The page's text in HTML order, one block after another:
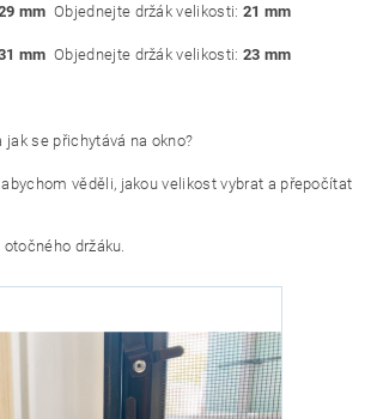
mm Objednejte držák velikosti: 21 mm
mm Objednejte držák velikosti: 23 mm
jak se přichytává na okno?
věděli, jakou velikost vybrat a přepočítat
držáku.